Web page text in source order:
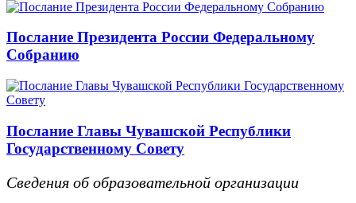
Послание Президента России Федеральному
Собранию
Послание Главы Чувашской Республики
Государственному Совету
Сведения об образовательной организации